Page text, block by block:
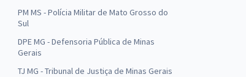
PM MS - Polícia Militar de Mato Grosso do
Sul
DPE MG - Defensoria Pública de Minas
Gerais
TJ MG - Tribunal de Justiça de Minas Gerais